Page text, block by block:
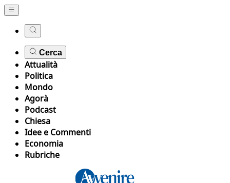
Cerca
Attualità
Politica
Mondo
Agorà
Podcast
Chiesa
Idee e Commenti
Economia
Rubriche